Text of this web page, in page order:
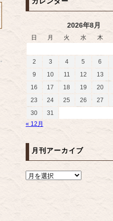
2026年8月
日 月 火 水 木
2
3 4 5 6
9
10 11 12 13
16
17 18 19 20
23
24 25 26 27
30
31
« 12月
月刊アーカイブ